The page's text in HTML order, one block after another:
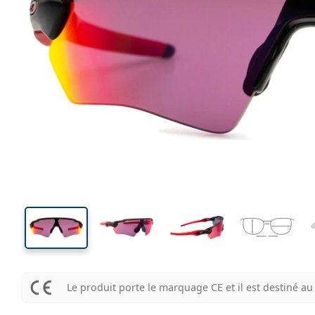
Largeur des verres Largeur des verres
Largeur
des verres
Le produit porte le marquage CE et il est destiné